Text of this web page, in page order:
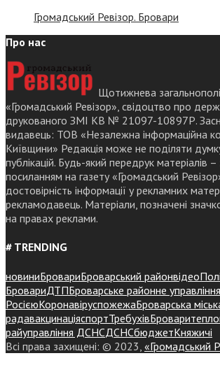
Громадський Ревізор. Бровари
Про нас
Щотижнева
«Громадський Ревізор», свідоцтво про
друкованого ЗМІ КВ № 21097-10897Р.
видавець: ТОВ «Незалежна інформаційна
Київщини» Редакція може не поділяти
публікацій. Будь-який передрук матеріалів
посиланням на газету «Громадський
достовірність інформації у рекламних
рекламодавець. Матеріали, позначені
на правах реклами.
# TRENDING
новиниБровариБроварський районвідео
БровариДТПБроварське районне управління
РосієюКоронавіруспожежаБроварська
радавакцинаціяспортТребухів
райуправління ДСНСДСНСбюджетКняжичі
Всі права захищені: © 2023, «Громадський